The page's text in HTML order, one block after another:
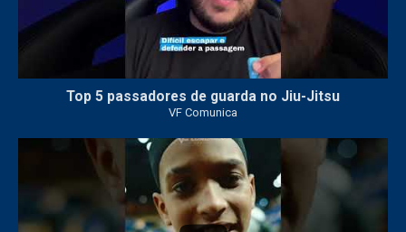
Top 5 passadores de guarda no Jiu-Jitsu
VF Comunica